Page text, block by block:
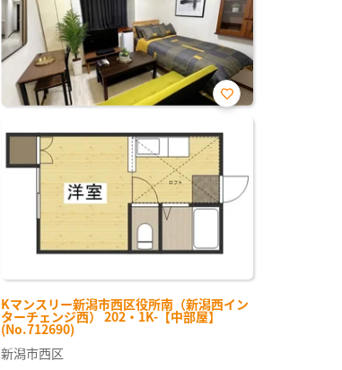
Kマンスリー新潟市西区役所南（新潟西イン
ターチェンジ西） 202・1K-【中部屋】
(No.712690)
お気
り登
録
新潟市西区